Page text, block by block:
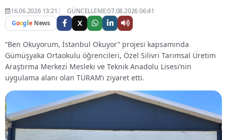
16.06.2026 13:21
GÜNCELLEME:07.08.2026 06:41
Google News X
“Ben Okuyorum, İstanbul Okuyor” projesi kapsamında
Gümüşyaka Ortaokulu öğrencileri, Özel Silivri Tarımsal Üretim
Araştırma Merkezi Mesleki ve Teknik Anadolu Lisesi’nin
uygulama alanı olan TÜRAM’ı ziyaret etti.